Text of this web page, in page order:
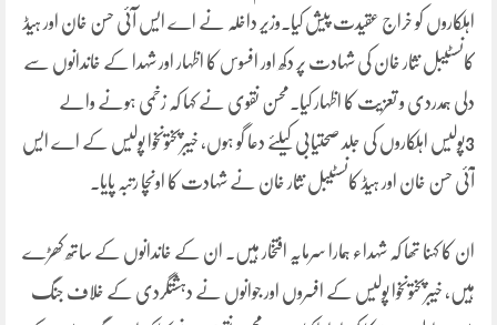
اہلکاروں کو خراج عقیدت پیش کیا۔وزیر داخلہ نے اے ایس آئی حسن خان اور ہیڈ
کانسٹیبل نثار خان کی شہادت پر دکھ اور افسوس کا اظہار اور شہدا کے خاندانوں سے
دلی ہمدردی و تعزیت کا اظہار کیا۔محسن نقوی نے کہا کہ زخمی ہونے والے
3پولیس اہلکاروں کی جلد صحتیابی کیلئے دعا گو ہوں، خیبرپختونخوا پولیس کے اے ایس
آئی حسن خان اور ہیڈ کانسٹیبل نثار خان نے شہادت کا اونچا رتبہ پایا۔
ان کا کہنا تھا کہ شہداء ہمارا سرمایہ افتخار ہیں۔ ان کے خاندانوں کے ساتھ کھڑے
ہیں، خیبرپختونخوا پولیس کے افسروں اور جوانوں نے دہشتگردی کے خلاف جنگ